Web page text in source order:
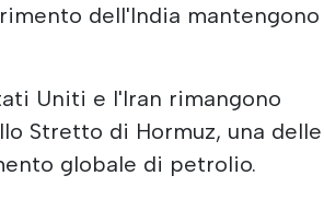
dell'India mantengono
Uniti e l'Iran rimangono
Stretto di Hormuz, una delle
globale di petrolio.